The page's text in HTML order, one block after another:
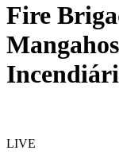
Fire
LIVE